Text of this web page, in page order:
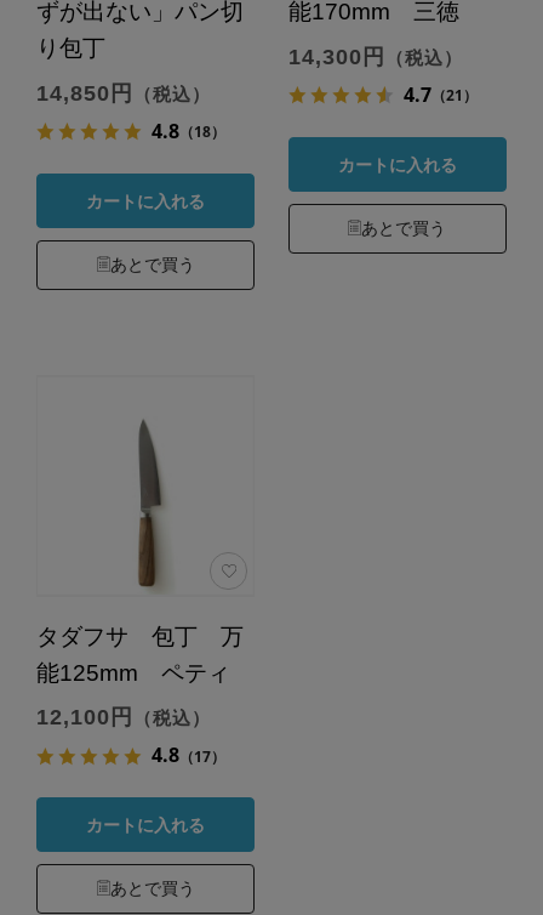
ずが出ない」パン切
り包丁
14,850円 （税込）
4.8（18）
カートに入れる
あとで買う
能170mm 三徳
14,300円 （税込）
4.7（21）
カートに入れる
あとで買う
タダフサ 包丁 万
能125mm ペティ
12,100円 （税込）
4.8（17）
カートに入れる
あとで買う